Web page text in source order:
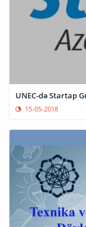
UNEC-də Startap
15-05-2018